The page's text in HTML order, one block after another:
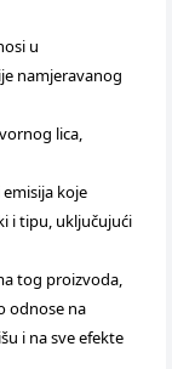
u
namjeravanog
lica,
koje
i tipu, uključujući
tog proizvoda,
odnose na
i na sve efekte